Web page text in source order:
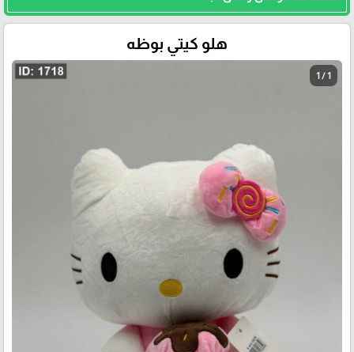
هلو كيتي بوظه
1 / 1